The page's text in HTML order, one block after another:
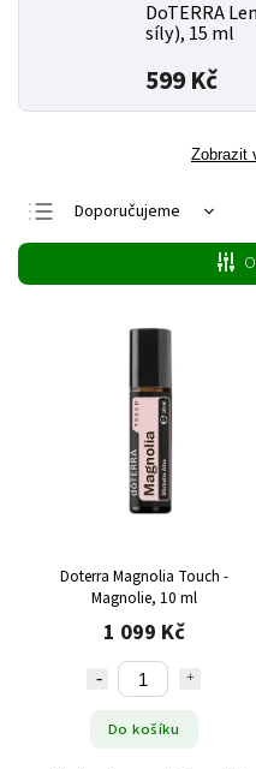
DoTERRA
síly), 15 ml
599 Kč
Zobrazit
Doporučujeme
Nejlevnější
Nejdražší
Nejprodávanější
Doterra Magnolia Touch -
Magnolie, 10 ml
1 099 Kč
Do košíku